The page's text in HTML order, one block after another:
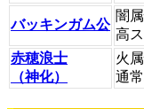
バッキンガム公
闇
高
赤穂浪士
（神化）
火
通